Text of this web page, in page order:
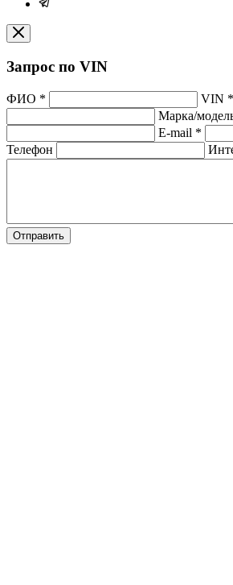
Запрос по VIN
ФИО * VIN *
Марка/
E-mail *
Телефон